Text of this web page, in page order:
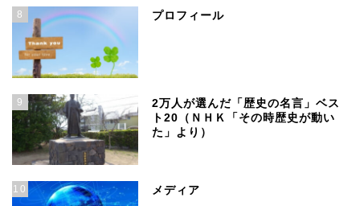
8 プロフィール
9
2万人が選んだ「歴史の名言」ベス
ト20（ＮＨＫ「その時歴史が動い
た」より）
10 メディア